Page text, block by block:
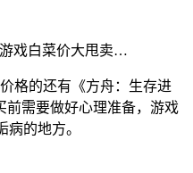
格的还有《方舟：生存进
前需要做好心理准备，游戏
的地方。